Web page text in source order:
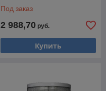
Под заказ
2 988,70 руб.
Купить